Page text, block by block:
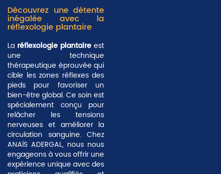
Découvrez une détente
inégalée avec la
réflexologie plantaire
La réflexologie plantaire est
une technique
thérapeutique éprouvée qui
cible leszones réflexes des
pieds pour favoriser un
bien-être global. Ce soin est
spécialement conçu pour
relâcher les tensions
nerveuses et améliorer la
circulation sanguine. Chez
ANAÏS ADERGAL, nous nous
engageons à vous offrir une
expérience unique avec des